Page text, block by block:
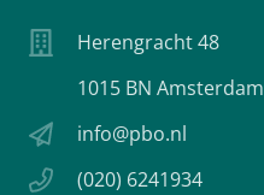
Herengracht 48
1015 BN Amsterdam
info@pbo.nl
(020) 6241934